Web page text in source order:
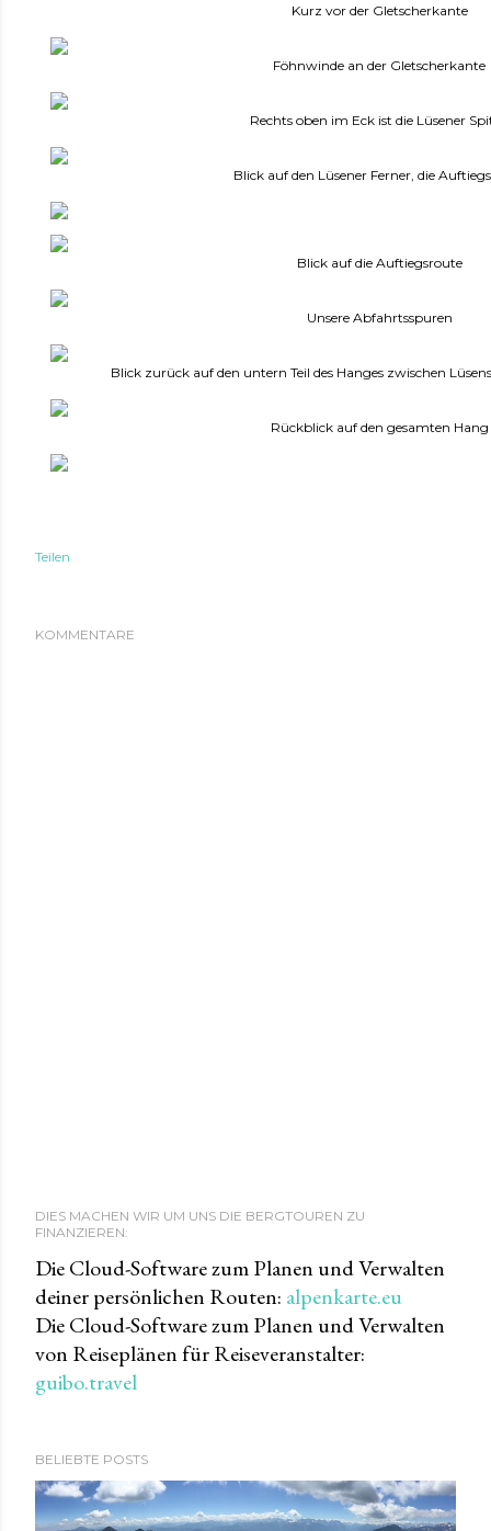
Kurz vor der Gletscherkante
Föhnwinde an der Gletscherkante
Rechts oben im Eck ist die Lüsener
Blick auf den Lüsener Ferner, die
Blick auf die Auftiegsroute
Unsere Abfahrtsspuren
Blick zurück auf den untern Teil des Hanges zwischen
Rückblick auf den gesamten Hang
Teilen
KOMMENTARE
DIES MACHEN WIR UM UNS DIE BERGTOUREN ZU
FINANZIEREN:
Die Cloud-Software zum Planen und Verwalten
deiner persönlichen Routen: alpenkarte.eu
Die Cloud-Software zum Planen und Verwalten
von Reiseplänen für Reiseveranstalter:
guibo.travel
BELIEBTE POSTS